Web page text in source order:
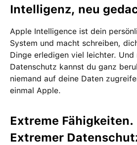
Intelligenz, neu
Apple Intelligence ist dein
System und macht schreiben,
Dinge erle­digen viel leichter.
Daten­schutz kannst du ganz
niemand auf deine Daten
einmal Apple.
Extreme Fähig­keiten.
Extremer